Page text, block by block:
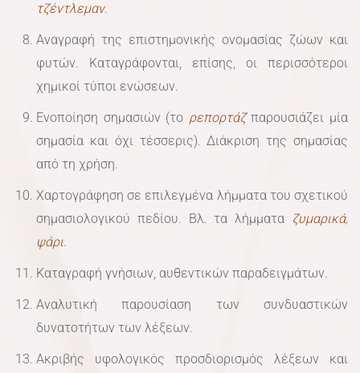
τζέντλεμαν.
Αναγραφή της επιστημονικής ονομασίας ζώων και
φυτών. Καταγράφονται, επίσης, οι περισσότεροι
χημικοί τύποι ενώσεων.
Ενοποίηση σημασιών (το ρεπορτάζπαρουσιάζει μία
σημασία και όχι τέσσερις). Διάκριση της σημασίας
από τη χρήση.
Χαρτογράφηση σε επιλεγμένα λήμματα του σχετικού
σημασιολογικού πεδίου. Βλ. τα λήμματα ζυμαρικά,
ψάρι.
Καταγραφή γνήσιων, αυθεντικών παραδειγμάτων.
Αναλυτική παρουσίαση των συνδυαστικών
δυνατοτήτων των λέξεων.
Ακριβής υφολογικός προσδιορισμός λέξεων και